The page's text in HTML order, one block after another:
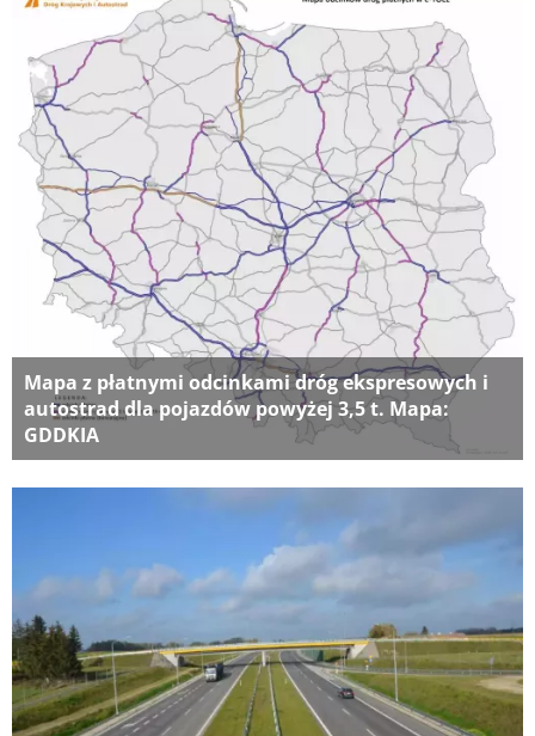
Mapa z płatnymi odcinkami dróg ekspresowych i
autostrad dla pojazdów powyżej 3,5 t. Mapa:
GDDKIA